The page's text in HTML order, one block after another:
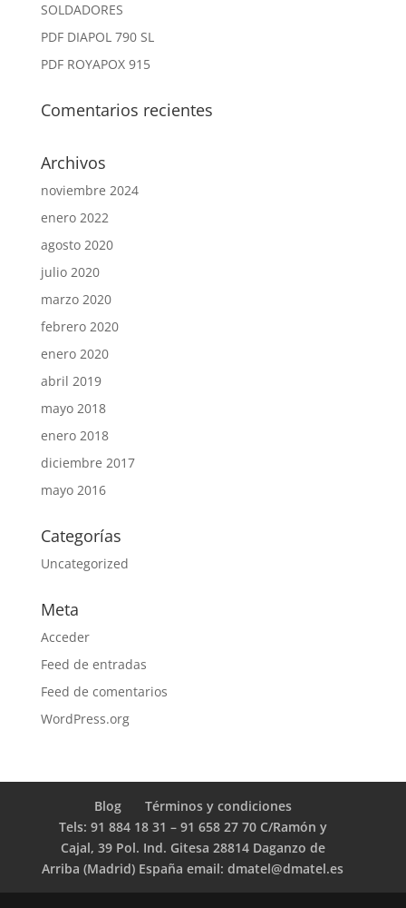
SOLDADORES
PDF DIAPOL 790 SL
PDF ROYAPOX 915
Comentarios recientes
Archivos
noviembre 2024
enero 2022
agosto 2020
julio 2020
marzo 2020
febrero 2020
enero 2020
abril 2019
mayo 2018
enero 2018
diciembre 2017
mayo 2016
Categorías
Uncategorized
Meta
Acceder
Feed de entradas
Feed de comentarios
WordPress.org
Blog
Términos y condiciones
Tels: 91 884 18 31 – 91 658 27 70 C/Ramón y
Cajal, 39 Pol. Ind. Gitesa 28814 Daganzo de
Arriba (Madrid) España email: dmatel@dmatel.es